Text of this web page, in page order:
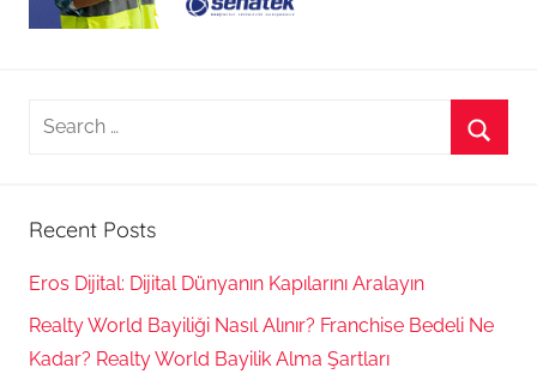
Search
Recent Posts
Eros Dijital: Dijital Dünyanın Kapılarını Aralayın
Realty World Bayiliği Nasıl Alınır? Franchise Bedeli Ne
Kadar? Realty World Bayilik Alma Şartları